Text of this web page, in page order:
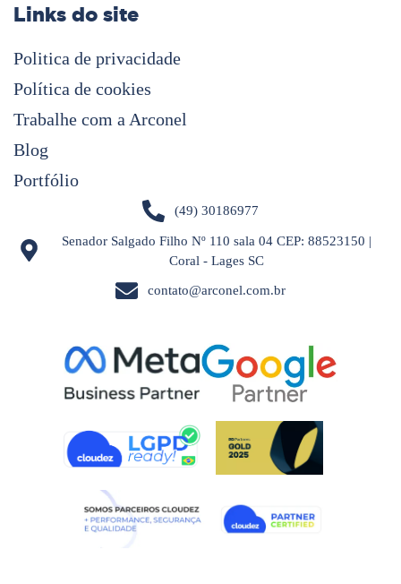
Links do site
Politica de privacidade
Política de cookies
Trabalhe com a Arconel
Blog
Portfólio
(49) 30186977
Senador Salgado Filho Nº 110 sala 04 CEP: 88523150 |
Coral - Lages SC
contato@arconel.com.br